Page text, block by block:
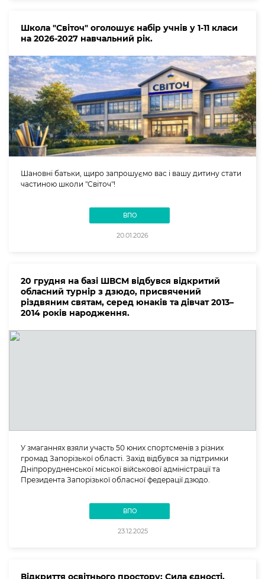
Школа "Світоч" оголошує набір учнів у 1-11 класи
на 2026-2027 навчальний рік.
Шановні батьки, щиро запрошуємо вас і вашу дитину стати
частиною школи "Світоч"!
ВПО
20.01.2026
20 грудня на базі ШВСМ відбувся відкритий
обласний турнір з дзюдо, присвячений
різдвяним святам, серед юнаків та дівчат 2013–
2014 років народження.
У змаганнях взяли участь 50 юних спортсменів з різних
громад Запорізької області. Захід відбувся за підтримки
Дніпрорудненської міської військової адміністрації та
Президента Запорізької обласної федерації дзюдо.
ВПО
23.12.2025
Відкриття освітнього простору: Сила єдності,